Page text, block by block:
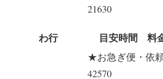
21630
わ行 目安時間 料
★お急ぎ便・依
42570